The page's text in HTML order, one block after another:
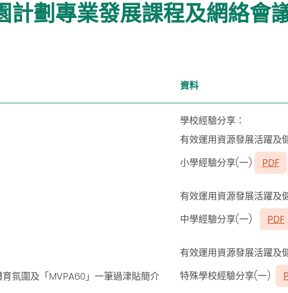
計劃專業發展課程及網絡會
資料
氛圍及「MVPA60」一筆過津貼簡介
學校經驗分享：
有效運用資源發展活躍及
小學經驗分享(一)
PDF
有效運用資源發展活躍及
中學經驗分享(一)
PDF
有效運用資源發展活躍及
特殊學校經驗分享(一)